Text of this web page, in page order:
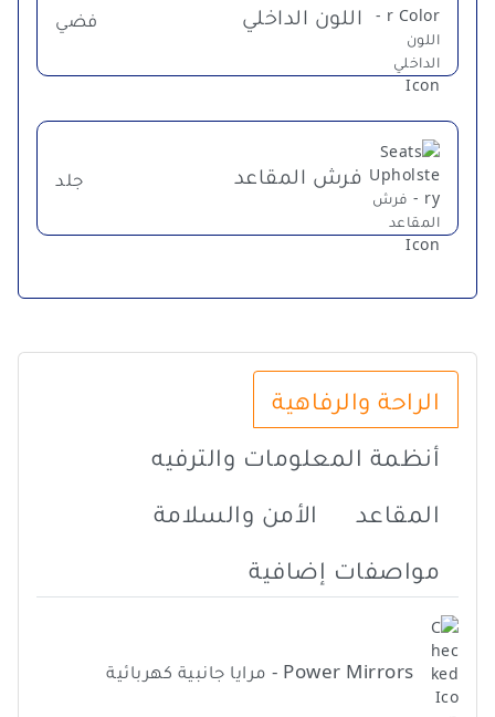
اللون الداخلي فضي
فرش المقاعد جلد
الراحة والرفاهية
أنظمة المعلومات والترفيه
المقاعد
الأمن والسلامة
مواصفات إضافية
Power Mirrors - مرايا جانبية كهربائية